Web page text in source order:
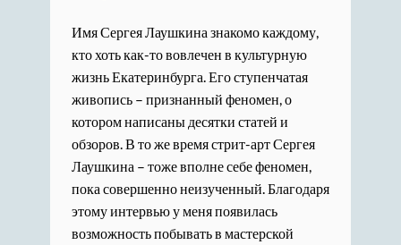
Имя Сергея Лаушкина знакомо каждому,
кто хоть как-то вовлечен в культурную
жизнь Екатеринбурга. Его ступенчатая
живопись – признанный феномен, о
котором написаны десятки статей и
обзоров. В то же время стрит-арт Сергея
Лаушкина – тоже вполне себе феномен,
пока совершенно неизученный. Благодаря
этому интервью у меня появилась
возможность побывать в мастерской